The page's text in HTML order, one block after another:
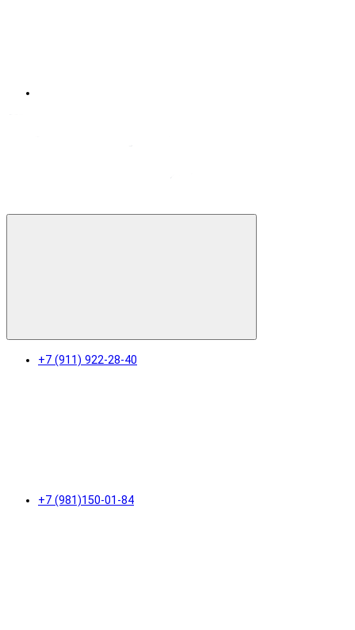
+7 (911) 922-28-40
+7 (981)150-01-84